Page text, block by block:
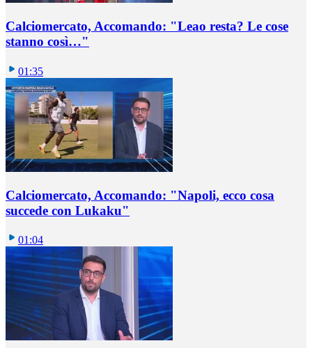
Calciomercato, Accomando: "Leao resta? Le cose
stanno così…"
01:35
Calciomercato, Accomando: "Napoli, ecco cosa
succede con Lukaku"
01:04